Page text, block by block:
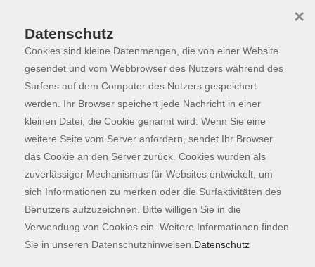
Skip to main content
Programm
Der Kurs konnte nicht gefunden werden.
Kontaktformular
Impressum
AGB
Datenschutzerklärung
Datenschutz
Cookies sind kleine Datenmengen, die von einer Website
gesendet und vom Webbrowser des Nutzers während des
Surfens auf dem Computer des Nutzers gespeichert
werden. Ihr Browser speichert jede Nachricht in einer
kleinen Datei, die Cookie genannt wird. Wenn Sie eine
weitere Seite vom Server anfordern, sendet Ihr Browser
das Cookie an den Server zurück. Cookies wurden als
zuverlässiger Mechanismus für Websites entwickelt, um
sich Informationen zu merken oder die Surfaktivitäten des
Benutzers aufzuzeichnen. Bitte willigen Sie in die
Verwendung von Cookies ein. Weitere Informationen finden
Sie in unseren Datenschutzhinweisen. Datenschutz
×